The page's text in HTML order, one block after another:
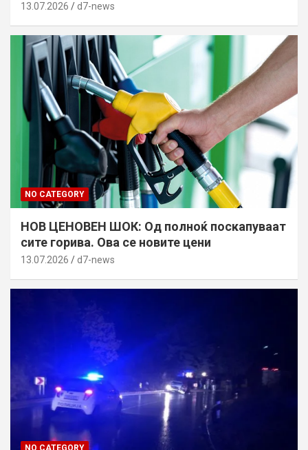
13.07.2026 d7-news
NO CATEGORY
НОВ ЦЕНОВЕН ШОК: Од полноќ поскапуваат
сите горива. Ова се новите цени
13.07.2026 d7-news
NO CATEGORY